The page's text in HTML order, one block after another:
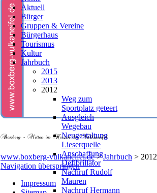
www.boxberg-vulkaneifel.de>Jahrbuch > 2012
Navigation überspringen
Impressum
Aktuell
Bürger
Gruppen & Vereine
Bürgerhaus
Tourismus
Kultur
Jahrbuch
2015
2013
2012
Weg zum
Sportplatz geteert
Ausgleich
Wegebau
Neugestaltung
Lieserquelle
Anschaffung
Defibrillator
Nachruf Rudolf
Mauren
Nachruf Hermann